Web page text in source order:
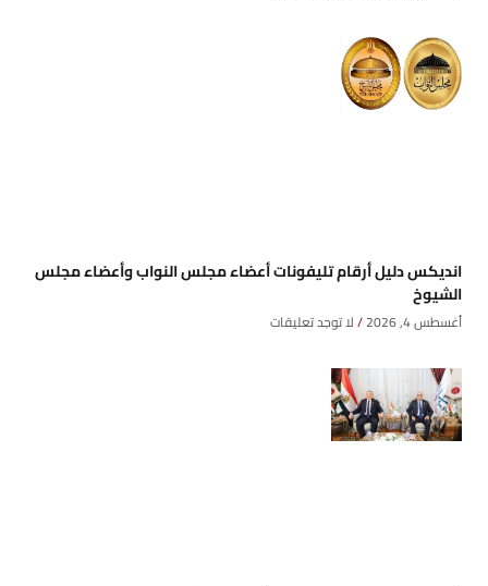
انديكس دليل أرقام تليفونات أعضاء مجلس النواب وأعضاء مجلس
الشيوخ
أغسطس 4, 2026 لا توجد تعليقات